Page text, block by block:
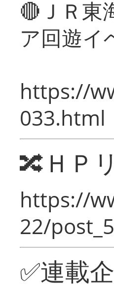
🔴ＪＲ東
ア回遊イ
https://
033.html
🔀ＨＰ
https://
22/
✅連載